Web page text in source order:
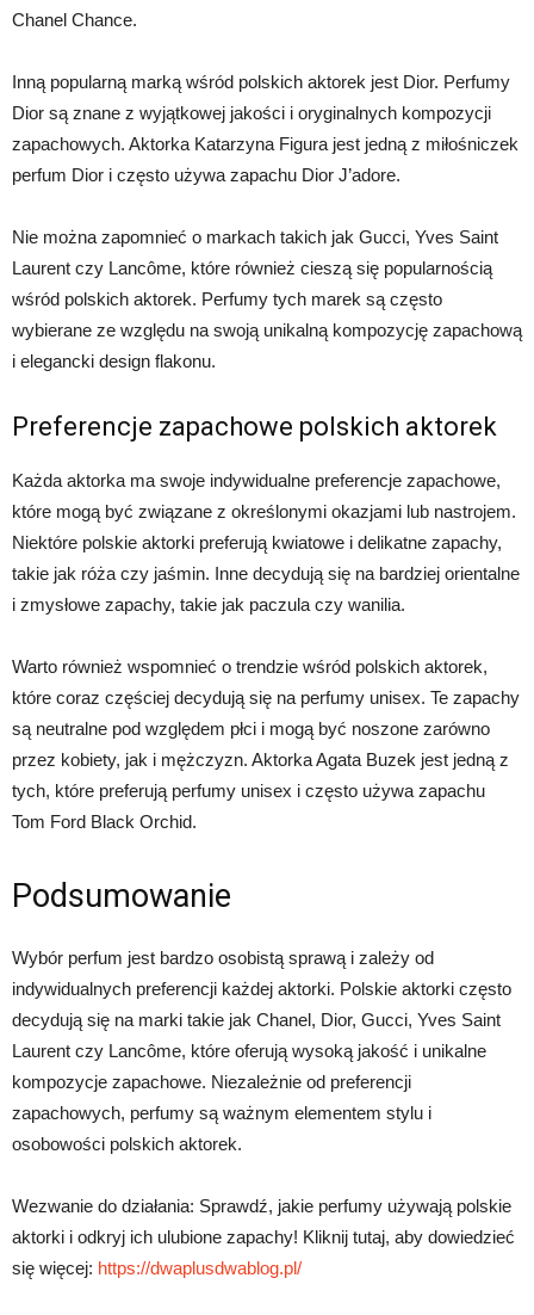
Chanel Chance.
Inną popularną marką wśród polskich aktorek jest Dior. Perfumy
Dior są znane z wyjątkowej jakości i oryginalnych kompozycji
zapachowych. Aktorka Katarzyna Figura jest jedną z miłośniczek
perfum Dior i często używa zapachu Dior J’adore.
Nie można zapomnieć o markach takich jak Gucci, Yves Saint
Laurent czy Lancôme, które również cieszą się popularnością
wśród polskich aktorek. Perfumy tych marek są często
wybierane ze względu na swoją unikalną kompozycję zapachową
i elegancki design flakonu.
Preferencje zapachowe polskich aktorek
Każda aktorka ma swoje indywidualne preferencje zapachowe,
które mogą być związane z określonymi okazjami lub nastrojem.
Niektóre polskie aktorki preferują kwiatowe i delikatne zapachy,
takie jak róża czy jaśmin. Inne decydują się na bardziej orientalne
i zmysłowe zapachy, takie jak paczula czy wanilia.
Warto również wspomnieć o trendzie wśród polskich aktorek,
które coraz częściej decydują się na perfumy unisex. Te zapachy
są neutralne pod względem płci i mogą być noszone zarówno
przez kobiety, jak i mężczyzn. Aktorka Agata Buzek jest jedną z
tych, które preferują perfumy unisex i często używa zapachu
Tom Ford Black Orchid.
Podsumowanie
Wybór perfum jest bardzo osobistą sprawą i zależy od
indywidualnych preferencji każdej aktorki. Polskie aktorki często
decydują się na marki takie jak Chanel, Dior, Gucci, Yves Saint
Laurent czy Lancôme, które oferują wysoką jakość i unikalne
kompozycje zapachowe. Niezależnie od preferencji
zapachowych, perfumy są ważnym elementem stylu i
osobowości polskich aktorek.
Wezwanie do działania: Sprawdź, jakie perfumy używają polskie
aktorki i odkryj ich ulubione zapachy! Kliknij tutaj, aby dowiedzieć
się więcej: https://dwaplusdwablog.pl/